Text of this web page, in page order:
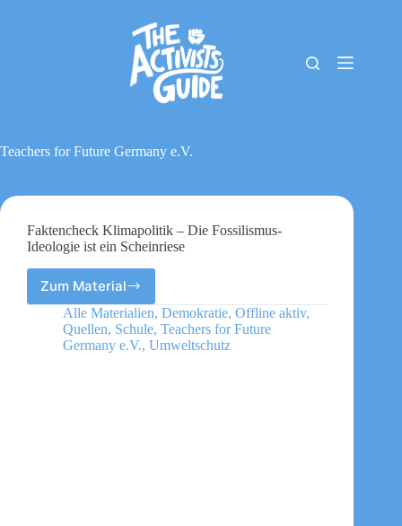
Impressum
Teachers for Future Germany e.V.
Faktencheck Klimapolitik – Die Fossilismus-
Ideologie ist ein Scheinriese
Zum MaterialFaktencheck
Klimapolitik
–
Die
Alle Materialien, Demokratie, Offline aktiv,
Quellen, Schule, Teachers for Future
Germany e.V., Umweltschutz